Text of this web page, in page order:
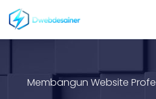
Membangun Website